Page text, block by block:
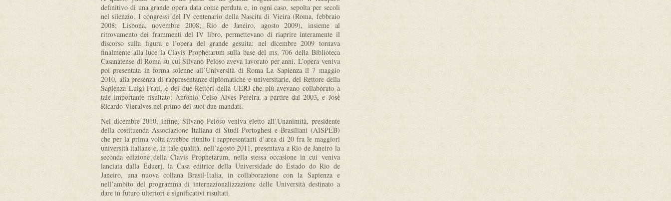
definitivo di una grande opera data come perduta e, in ogni caso, sepolta per secoli
nel silenzio. I congressi del IV centenario della Nascita di Vieira (Roma, febbraio
2008; Lisbona, novembre 2008; Rio de Janeiro, agosto 2009), insieme al
ritrovamento dei frammenti del IV libro, permettevano di riaprire interamente il
discorso sulla figura e l’opera del grande gesuita: nel dicembre 2009 tornava
finalmente alla luce la Clavis Prophetarum sulla base del ms. 706 della Biblioteca
Casanatense di Roma su cui Silvano Peloso aveva lavorato per anni. L’opera veniva
poi presentata in forma solenne all’Università di Roma La Sapienza il 7 maggio
2010, alla presenza di rappresentanze diplomatiche e universitarie, del Rettore della
Sapienza Luigi Frati, e dei due Rettori della UERJ che più avevano collaborato a
tale importante risultato: Antônio Celso Alves Pereira, a partire dal 2003, e José
Ricardo Vieralves nel primo dei suoi due mandati.
Nel dicembre 2010, infine, Silvano Peloso veniva eletto all’Unanimità, presidente
della costituenda Associazione Italiana di Studi Portoghesi e Brasiliani (AISPEB)
che per la prima volta avrebbe riunito i rappresentanti d’area di 20 fra le maggiori
università italiane e, in tale qualità, nell’agosto 2011, presentava a Rio de Janeiro la
seconda edizione della Clavis Prophetarum, nella stessa occasione in cui veniva
lanciata dalla Eduerj, la Casa editrice della Universidade do Estado do Rio de
Janeiro, una nuova collana Brasil-Italia, in collaborazione con la Sapienza e
nell’ambito del programma di internazionalizzazione delle Università destinato a
dare in futuro ulteriori e significativi risultati.